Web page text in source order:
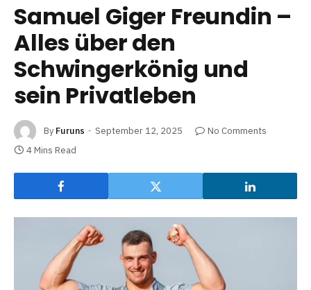
Samuel Giger Freundin –
Alles über den
Schwingerkönig und
sein Privatleben
By Furuns September 12, 2025
No Comments
4 Mins Read